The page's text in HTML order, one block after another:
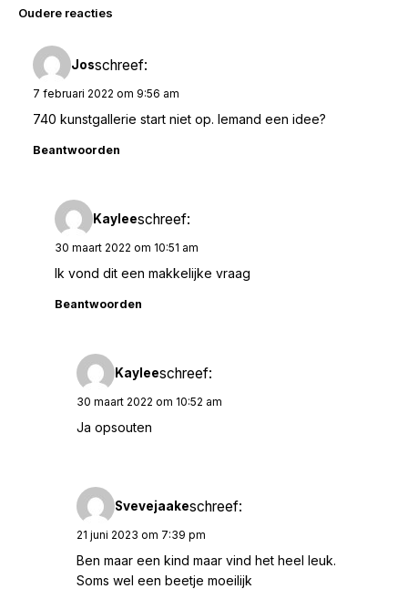
Reacties
navigatie
Oudere reacties
Josschreef:
7 februari 2022 om 9:56 am
740 kunstgallerie start niet op. Iemand een idee?
Beantwoorden
Kayleeschreef:
30 maart 2022 om 10:51 am
Ik vond dit een makkelijke vraag
Beantwoorden
Kayleeschreef:
30 maart 2022 om 10:52 am
Ja opsouten
Svevejaakeschreef:
21 juni 2023 om 7:39 pm
Ben maar een kind maar vind het heel leuk.
Soms wel een beetje moeilijk